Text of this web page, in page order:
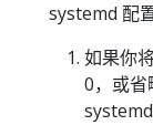
systemd 配
如果你
0，或省
systemd